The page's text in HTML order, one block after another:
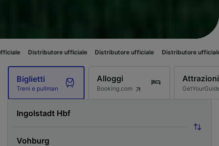
ufficiale Distributore ufficiale Distributore ufficiale
Biglietti
Treni e pullman
Alloggi
Booking.com
Attrazioni